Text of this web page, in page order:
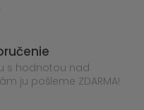
s hodnotou nad
ju pošleme ZDARMA!